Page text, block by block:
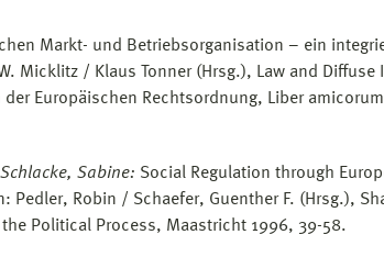
Markt- und Betriebsorganisation – ein
Micklitz / Klaus Tonner (Hrsg.), Law and Diffuse
Europäischen Rechtsordnung, Liber
Sabine: Social Regulation through
Pedler, Robin / Schaefer, Guenther F. (Hrsg.),
Political Process, Maastricht 1996, 39-58.